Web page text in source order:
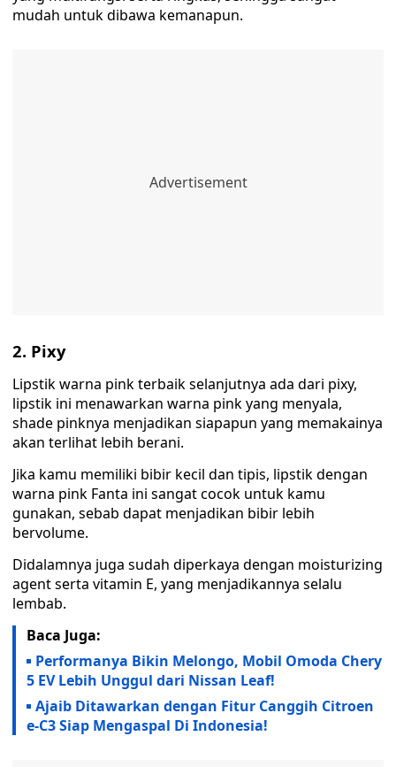
mudah untuk dibawa kemanapun.
2. Pixy
Lipstik warna pink terbaik selanjutnya ada dari pixy,
lipstik ini menawarkan warna pink yang menyala,
shade pinknya menjadikan siapapun yang memakainya
akan terlihat lebih berani.
Jika kamu memiliki bibir kecil dan tipis, lipstik dengan
warna pink Fanta ini sangat cocok untuk kamu
gunakan, sebab dapat menjadikan bibir lebih
bervolume.
Didalamnya juga sudah diperkaya dengan moisturizing
agent serta vitamin E, yang menjadikannya selalu
lembab.
Baca Juga:
Performanya Bikin Melongo, Mobil Omoda Chery
5 EV Lebih Unggul dari Nissan Leaf!
Ajaib Ditawarkan dengan Fitur Canggih Citroen
e-C3 Siap Mengaspal Di Indonesia!